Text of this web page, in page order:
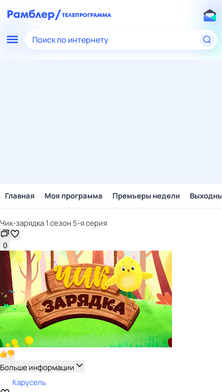
Поиск по интернету
Главная Моя программа Премьеры недели
Чик-зарядка 1 сезон 5-я серия
0
Больше информации
Карусель